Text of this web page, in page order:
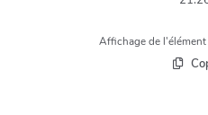
Affichage de